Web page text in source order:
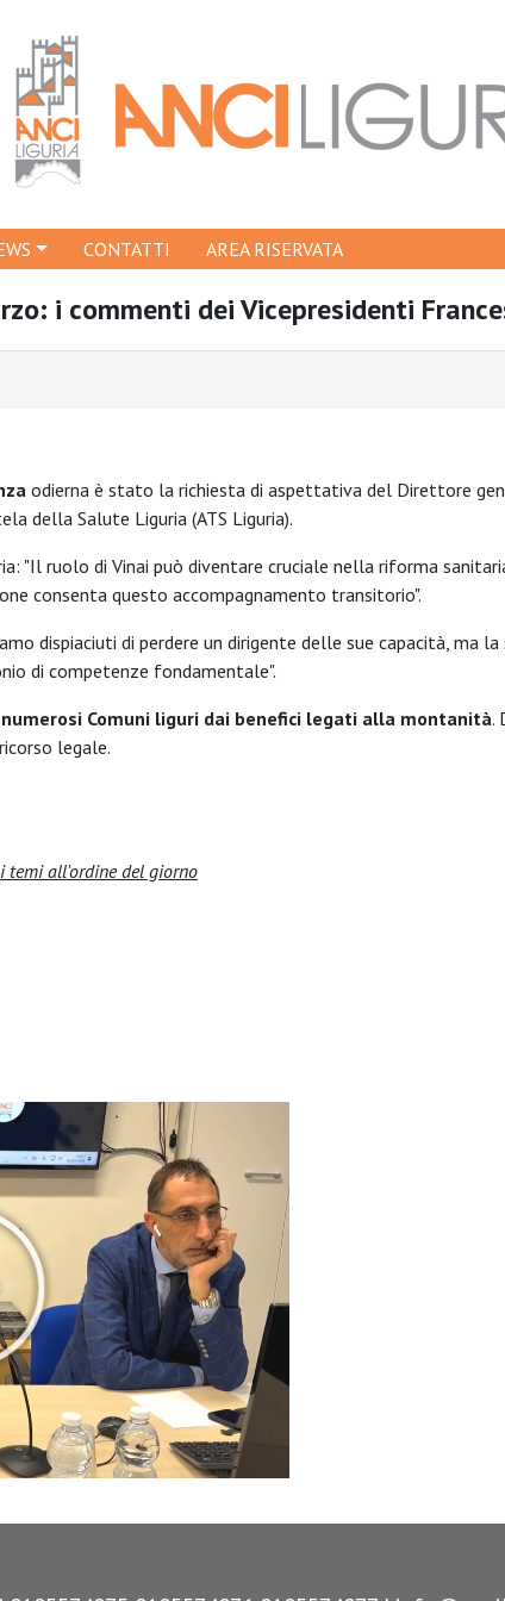
CONTATTI AREA RISERVATA
i commenti dei Vicepresidenti
odierna è stato la richiesta di aspettativa del Direttore
della Salute Liguria (ATS Liguria).
"Il ruolo di Vinai può diventare cruciale nella riforma
consenta questo accompagnamento transitorio".
dispiaciuti di perdere un dirigente delle sue capacità, ma
di competenze fondamentale".
Comuni liguri dai benefici legati alla montanità.
legale.
temi all'ordine del giorno